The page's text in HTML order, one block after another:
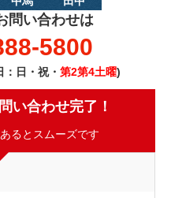
問い合わせは
5800
日・祝・ 第2第4土曜)
い合わせ完了！
るとスムーズです